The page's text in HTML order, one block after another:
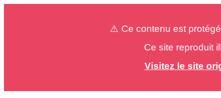
⚠️ Ce contenu est
Ce site reproduit
Visitez le site